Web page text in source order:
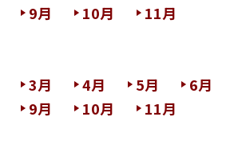
9月 10月
11月
3月 4月 5月
6月
9月 10月
11月